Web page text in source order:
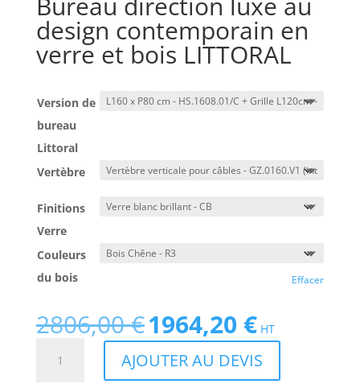
design contemporain en
verre et bois LITTORAL
Version de
bureau
Littoral
Vertèbre
Finitions
Verre
Couleurs
du bois
Effacer
2806,00€ Le
prix
initial
était :
1964,20 €Le
prix
actuel
est :
HT
AJOUTER AU DEVIS